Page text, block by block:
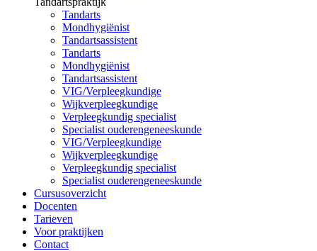
Tandarts
Mondhygiënist
Tandartsassistent
Tandarts
Mondhygiënist
Tandartsassistent
VIG/Verpleegkundige
Wijkverpleegkundige
Verpleegkundig specialist
Specialist ouderengeneeskunde
VIG/Verpleegkundige
Wijkverpleegkundige
Verpleegkundig specialist
Specialist ouderengeneeskunde
Cursusoverzicht
Docenten
Tarieven
Voor praktijken
Contact